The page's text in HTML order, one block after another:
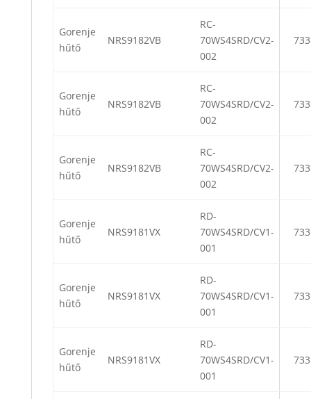
Gorenje
hűtő
NRS9182VB
RC-
70WS4SRD/CV2-
002
Gorenje
hűtő
NRS9182VB
RC-
70WS4SRD/CV2-
002
Gorenje
hűtő
NRS9182VB
RC-
70WS4SRD/CV2-
002
Gorenje
hűtő
NRS9181VX
RD-
70WS4SRD/CV1-
001
Gorenje
hűtő
NRS9181VX
RD-
70WS4SRD/CV1-
001
Gorenje
hűtő
NRS9181VX
RD-
70WS4SRD/CV1-
001